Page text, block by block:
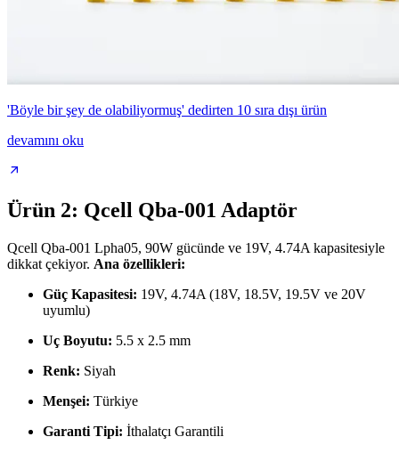
'Böyle bir şey de olabiliyormuş' dedirten 10 sıra dışı ürün
devamını oku
Ürün 2: Qcell Qba-001 Adaptör
Qcell Qba-001 Lpha05, 90W gücünde ve 19V, 4.74A kapasitesiyle
dikkat çekiyor. Ana özellikleri:
Güç Kapasitesi: 19V, 4.74A (18V, 18.5V, 19.5V ve 20V
uyumlu)
Uç Boyutu: 5.5 x 2.5 mm
Renk: Siyah
Menşei: Türkiye
Garanti Tipi: İthalatçı Garantili